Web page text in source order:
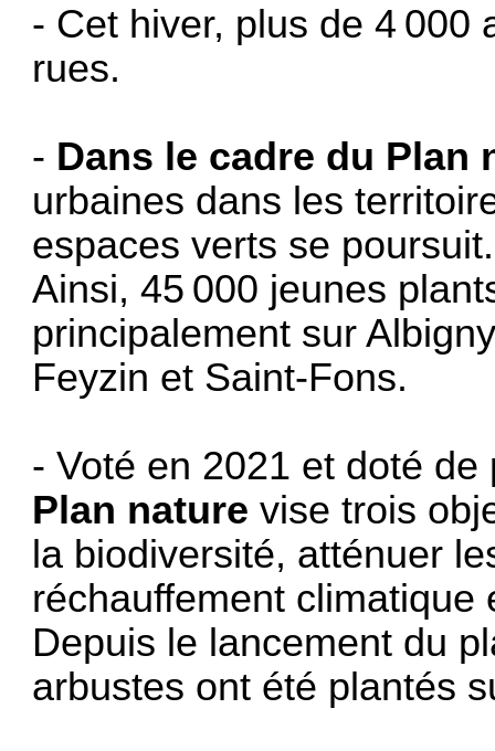
- Cet hiver, plus de 4 000
rues.
- Dans le cadre du Plan
urbaines dans les
espaces verts se poursuit.
Ainsi, 45 000 jeunes
principalement sur
Feyzin et Saint‑Fons.
- Voté en 2021 et doté de
Plan nature vise trois
la biodiversité, atténuer
réchauffement
Depuis le lancement du
arbustes ont été plantés